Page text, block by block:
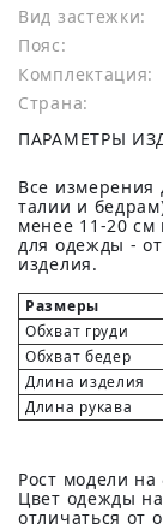
Вид застежки:
Пояс:
Комплектация:
Страна:
ПАРАМЕТРЫ
Все измерения
талии и
менее 11-20 см
для одежды -
изделия.
Размеры
Обхват груди
Обхват бедер
Длина изделия
Длина рукава
Рост модели
Цвет одежды
отличаться от